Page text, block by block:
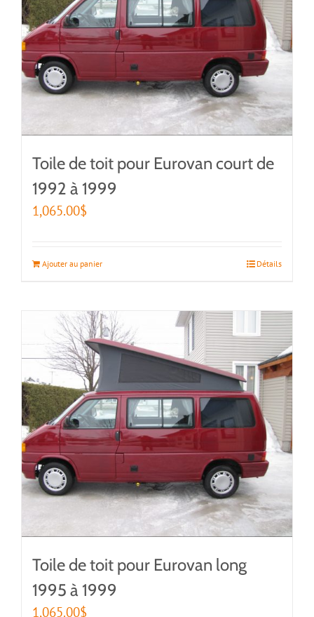
Toile de toit pour Eurovan court de
1992 à 1999
1,065.00$
Ajouter au panier Détails
Toile de toit pour Eurovan long
1995 à 1999
1,065.00$